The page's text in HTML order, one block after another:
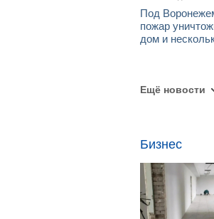
Под
пожар
дом и
Ещё новости
Бизнес